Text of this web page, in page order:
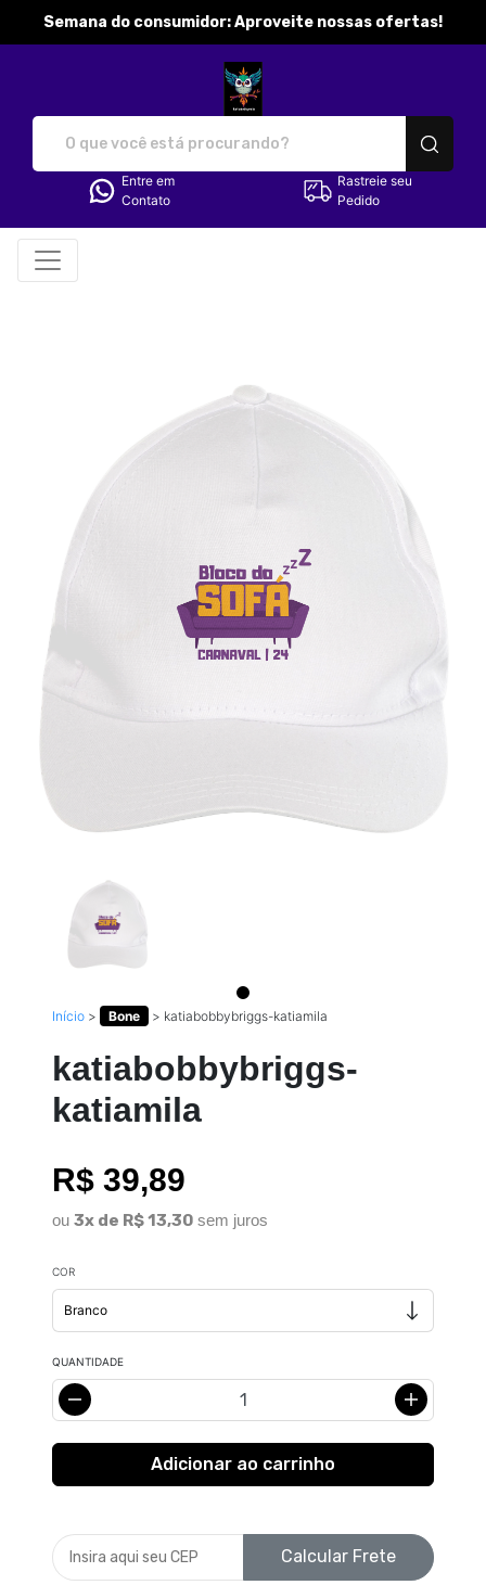
Semana do consumidor: Aproveite nossas ofertas!
Entre em
Contato
Rastreie seu
Pedido
Início > Bone > katiabobbybriggs-katiamila
katiabobbybriggs-
katiamila
R$ 39,89
ou 3x de R$ 13,30 sem juros
COR
QUANTIDADE
Calcular Frete